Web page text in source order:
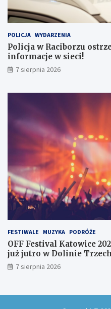
POLICJA WYDARZENIA
Policja w Raciborzu
informacje w sieci!
7 sierpnia 2026
FESTIWALE MUZYKA PODRÓŻE
OFF Festival Katowice
już jutro w Dolinie
7 sierpnia 2026